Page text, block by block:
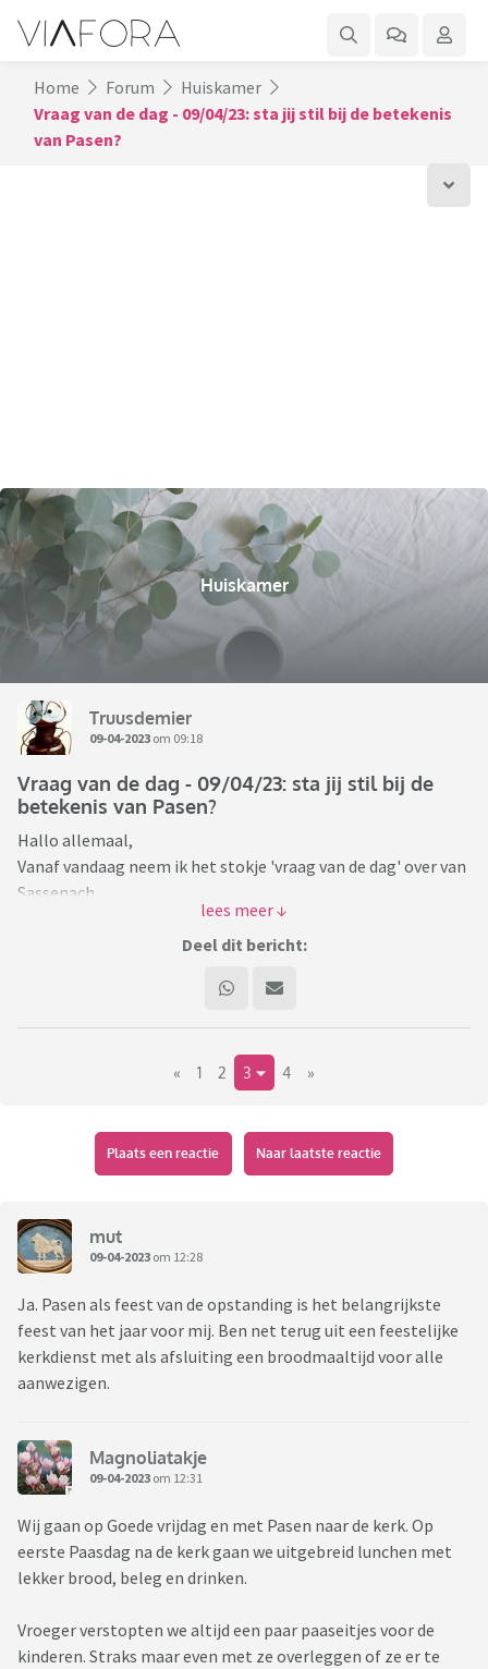
Home Forum
Huiskamer
Vraag van de dag - 09/04/23: sta jij stil bij de betekenis
van Pasen?
Huiskamer
Truusdemier
09-04-2023 om 09:18
Vraag van de dag - 09/04/23: sta jij stil bij de
betekenis van Pasen?
Hallo allemaal,
Vanaf vandaag neem ik het stokje 'vraag van de dag' over van
Sassenach.
Dank je wel Sassenach voor alle vragen die je voor ons op het
vraag er al stond. Zo'n momentje van de dag, zeg maar. Ik ga
daar de komende tijd graag mee verder.
Dat brengt mij bij mijn eerste vraag.
Met Pasen vieren de Christenen dat Jezus opstaat uit de
dood, nadat hij gekruisigd en begraven is. Sta jij deze dagen
stil bij deze gebeurtenis? Of is Pasen voor jou een feest met
zoeken en eten? Of doe je gewoon helemaal niets aan
Pasen?
Deel dit bericht:
« 1 2 3 4 »
Plaats een reactie Naar laatste reactie
mut
09-04-2023 om 12:28
Ja. Pasen als feest van de opstanding is het belangrijkste
feest van het jaar voor mij. Ben net terug uit een feestelijke
kerkdienst met als afsluiting een broodmaaltijd voor alle
aanwezigen.
Magnoliatakje
09-04-2023 om 12:31
Wij gaan op Goede vrijdag en met Pasen naar de kerk. Op
eerste Paasdag na de kerk gaan we uitgebreid lunchen met
lekker brood, beleg en drinken.
Vroeger verstopten we altijd een paar paaseitjes voor de
kinderen. Straks maar even met ze overleggen of ze er te